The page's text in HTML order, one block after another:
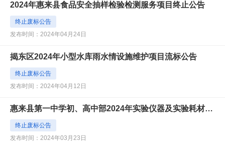
2024年惠来县食品安全抽样检验检测服务项目终止公告
终止废标公告
发布时间：2024年04月24日
揭东区2024年小型水库雨水情设施维护项目流标公告
终止废标公告
发布时间：2024年04月12日
惠来县第一中学初、高中部2024年实验仪器及实验耗材采购项目终止公告
终止废标公告
发布时间：2024年03月23日